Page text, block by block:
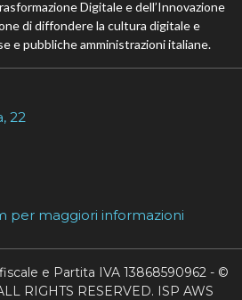
Digitale e dell’Innovazione
di diffondere la cultura digitale e
e pubbliche amministrazioni italiane.
22
per maggiori informazioni
e Partita IVA 13868590962 - ©
RIGHTS RESERVED. ISP AWS